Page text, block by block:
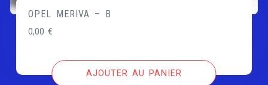
OPEL MERIVA – B
0,00€
AJOUTER AU PANIER